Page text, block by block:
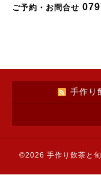
ご予約・お問合せ
手作り
©2026 手作り飲茶と